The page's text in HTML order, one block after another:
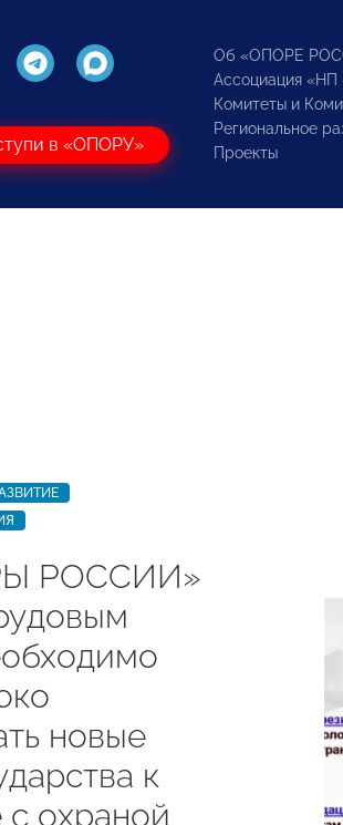
в «ОПОРУ»
Об «ОПОРЕ
Ассоциация
Комитеты и
Региональное
Проекты
РОССИИ»
новые
к
охраной